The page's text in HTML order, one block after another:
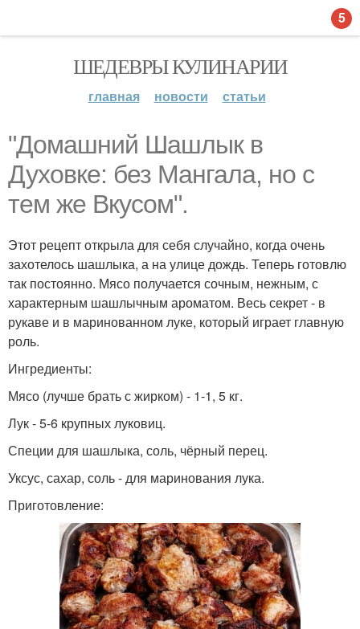
ШЕДЕВРЫ КУЛИНАРИИ
главная новости статьи
"Домашний Шашлык в
Духовке: без Мангала, но с
тем же Вкусом".
Этот рецепт открыла для себя случайно, когда очень
захотелось шашлыка, а на улице дождь. Теперь готовлю
так постоянно. Мясо получается сочным, нежным, с
характерным шашлычным ароматом. Весь секрет - в
рукаве и в маринованном луке, который играет главную
роль.
Ингредиенты:
Мясо (лучше брать с жирком) - 1-1, 5 кг.
Лук - 5-6 крупных луковиц.
Специи для шашлыка, соль, чёрный перец.
Уксус, сахар, соль - для маринования лука.
Приготовление:
5